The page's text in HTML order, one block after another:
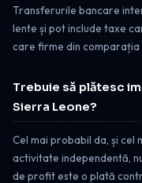
Transferurile bancare
lente și pot include taxe
care firme din comparația
Trebuie să plătesc
Sierra Leone?
Cel mai probabil da, și cel
activitate independentă,
de profit este o plată